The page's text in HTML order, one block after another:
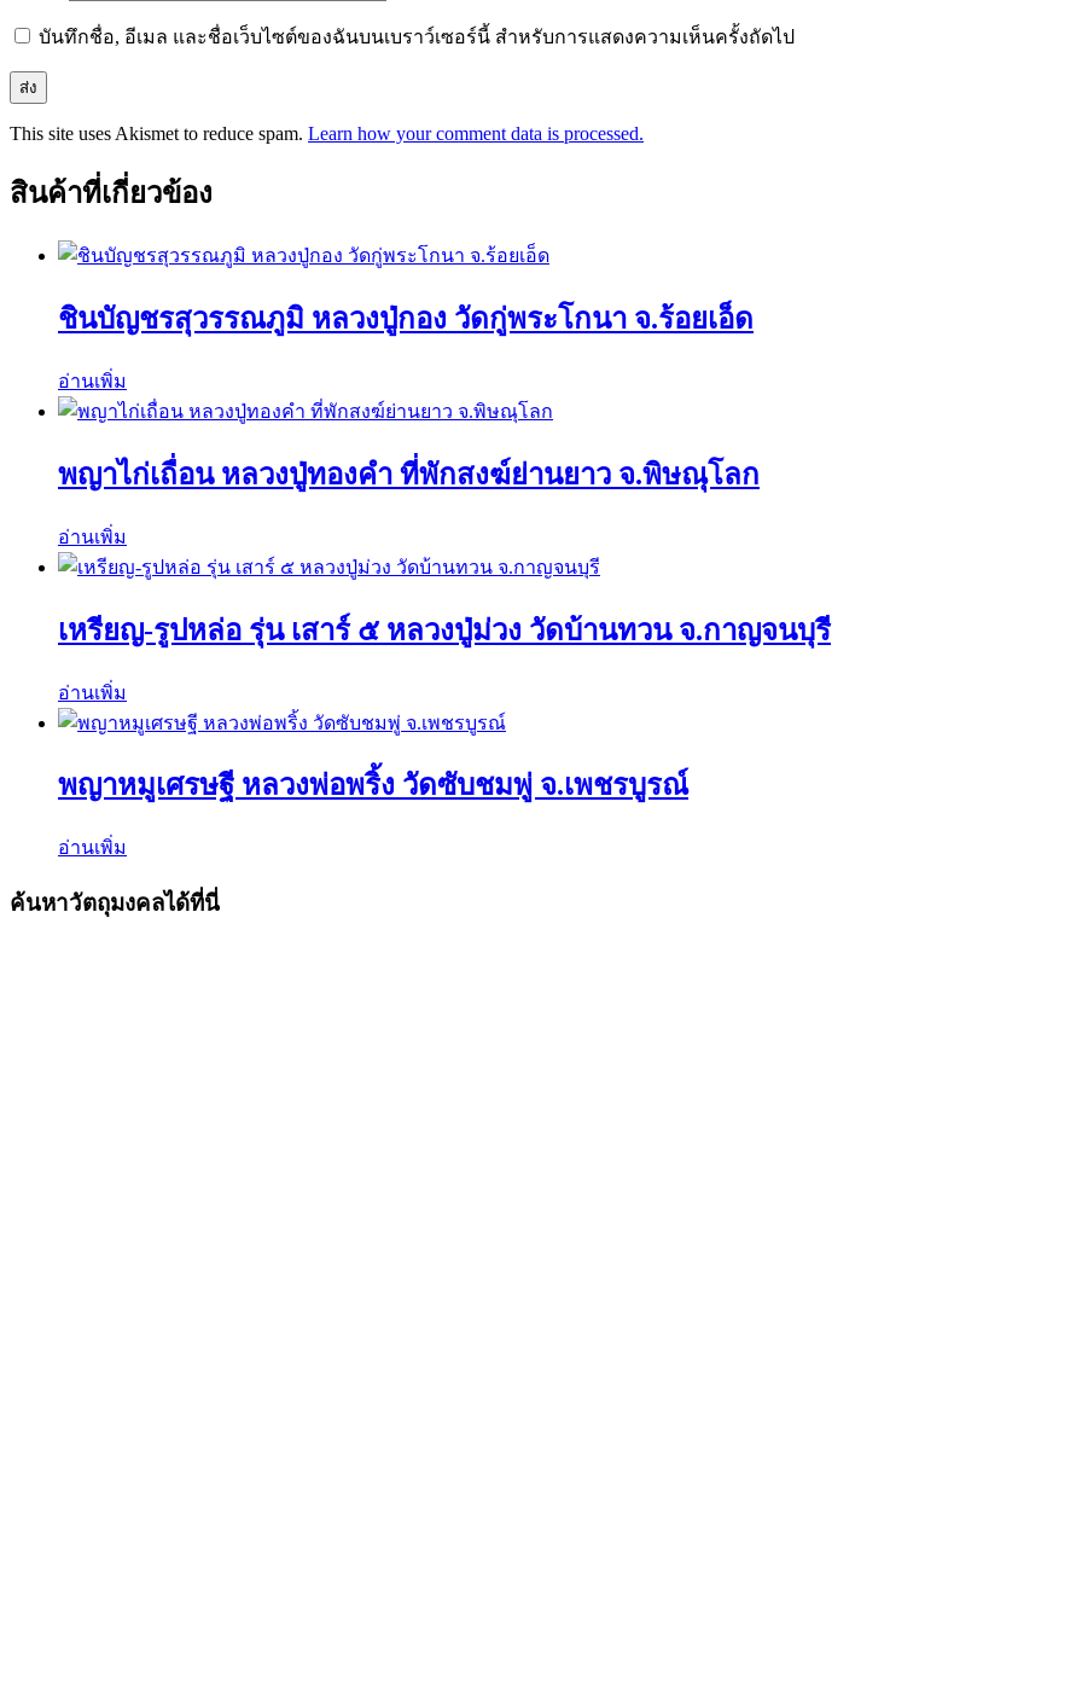
บันทึกชื่อ, อีเมล และชื่อเว็บไซต์ของฉันบนเบราว์เซอร์นี้ สำหรับการแสดงความเห็นครั้งถัดไป
This site uses Akismet to reduce spam. Learn how your comment data is processed.
สินค้าที่เกี่ยวข้อง
ชินบัญชรสุวรรณภูมิ หลวงปู่กอง วัดกู่พระโกนา จ.ร้อยเอ็ด
อ่านเพิ่ม
พญาไก่เถื่อน หลวงปู่ทองคำ ที่พักสงฆ์ย่านยาว จ.พิษณุโลก
อ่านเพิ่ม
เหรียญ-รูปหล่อ รุ่น เสาร์ ๕ หลวงปู่ม่วง วัดบ้านทวน จ.กาญจนบุรี
อ่านเพิ่ม
พญาหมูเศรษฐี หลวงพ่อพริ้ง วัดซับชมพู่ จ.เพชรบูรณ์
อ่านเพิ่ม
ค้นหาวัตถุมงคลได้ที่นี่